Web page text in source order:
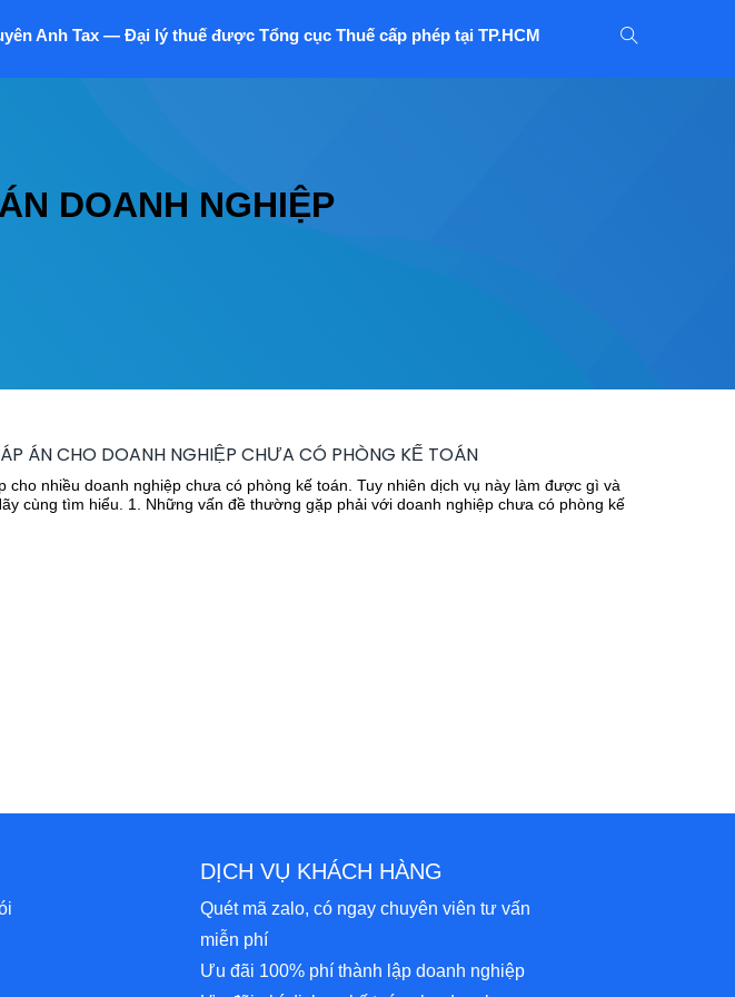
Anh Tax — Đại lý thuế được Tổng cục Thuế cấp phép tại TP.HCM
DOANH NGHIỆP
ÁN CHO DOANH NGHIỆP CHƯA CÓ PHÒNG KẾ TOÁN
cho nhiều doanh nghiệp chưa có phòng kế toán. Tuy nhiên dịch vụ này làm được gì và
cùng tìm hiểu. 1. Những vấn đề thường gặp phải với doanh nghiệp chưa có phòng kế
DỊCH VỤ KHÁCH HÀNG
Quét mã zalo, có ngay chuyên viên tư vấn
miễn phí
Ưu đãi 100% phí thành lập doanh nghiệp